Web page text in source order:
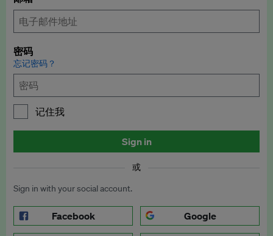
密码
忘记密码？
记住我
Sign in
或
Sign in with your social account.
Facebook Google